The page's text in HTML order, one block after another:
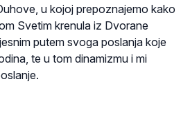
u kojoj prepoznajemo kako
Svetim krenula iz Dvorane
putem svoga poslanja koje
te u tom dinamizmu i mi